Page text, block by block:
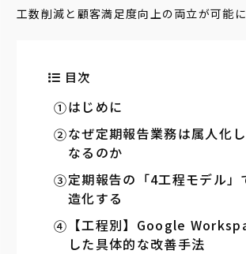
工数削減と顧客満足度向上の両立が可能に
目次
はじめに
なぜ定期報告業務は属人化
なるのか
定期報告の「4工程モデル」
造化する
【工程別】Google
した具体的な改善手法